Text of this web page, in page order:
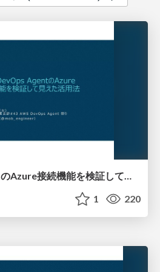
AWS DevOps AgentのAzure接続機能を検証して見えた活用法／Use Cases Verified for the AWS DevOps Agent's Azure Connectivity Feature
1 220